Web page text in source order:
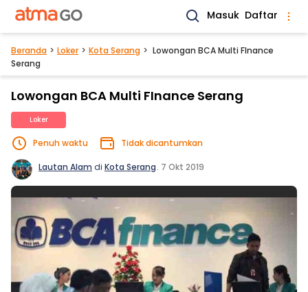
Masuk Daftar
Beranda Loker Kota Serang
Lowongan BCA Multi FInance
Serang
Lowongan BCA Multi FInance Serang
Loker
Penuh waktu Tidak dicantumkan
Lautan Alam di Kota Serang. 7 Okt 2019